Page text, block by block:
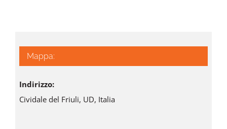
Mappa:
Indirizzo:
Cividale del Friuli, UD, Italia